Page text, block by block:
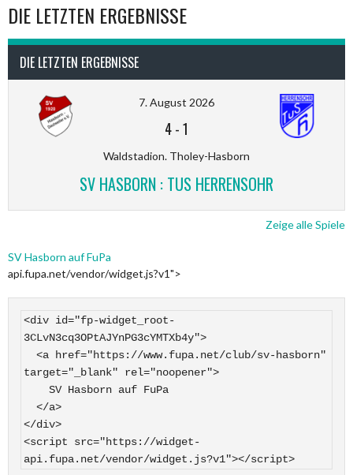
DIE LETZTEN ERGEBNISSE
DIE LETZTEN ERGEBNISSE
7. August 2026
4-1
Waldstadion. Tholey-Hasborn
SV HASBORN : TUS HERRENSOHR
Zeige alle Spiele
SV Hasborn auf FuPa
api.fupa.net/vendor/widget.js?v1">
<div id="fp-widget_root-
3CLvN3cq3OPtAJYnPG3cYMTXb4y">
target="_blank" rel="noopener">
</div>
<script src="https://widget-
api.fupa.net/vendor/widget.js?v1"></script>